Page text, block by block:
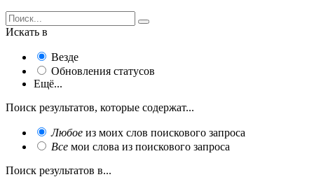
Искать в
Везде
Обновления статусов
Ещё...
Поиск результатов, которые содержат...
Любое из моих слов поискового запроса
Все мои слова из поискового запроса
Поиск результатов в...